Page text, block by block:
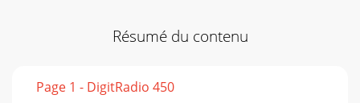
Résumé du contenu
Page 1 - DigitRadio 450